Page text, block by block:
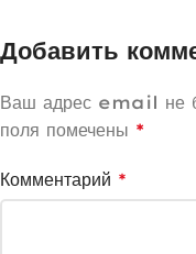
Добавить
Ваш адрес email не
поля помечены *
Комментарий *